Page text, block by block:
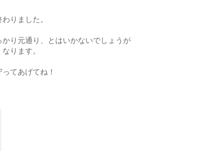
りました。
り元通り、とはいかないでしょうが
ります。
てあげてね！